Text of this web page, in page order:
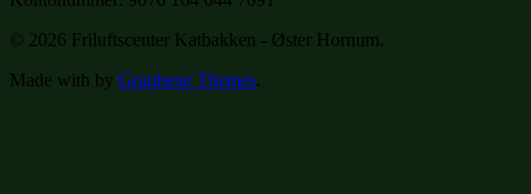
© 2026 Friluftscenter Katbakken - Øster Hornum.
Made with by Graphene Themes.